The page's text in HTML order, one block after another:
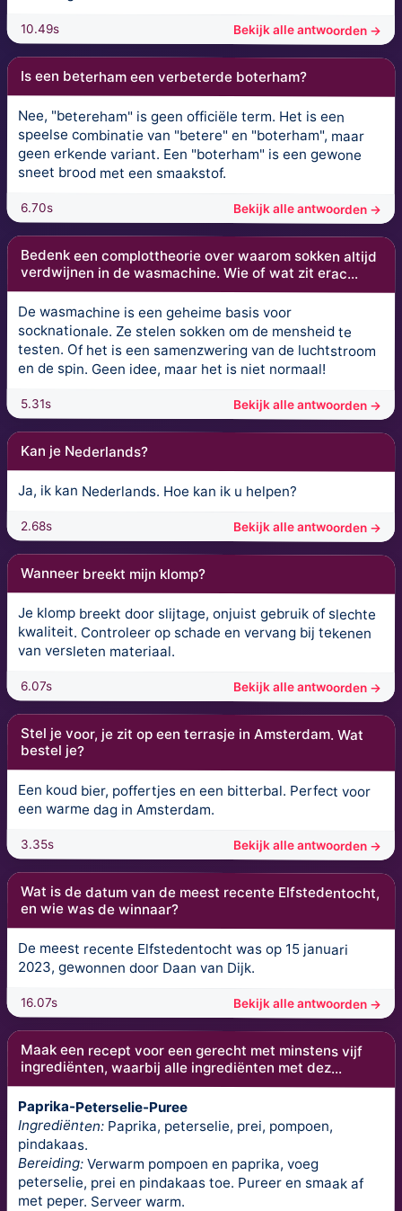
10.49s Bekijk alle antwoorden →
Is een beterham een verbeterde boterham?
Nee, "betereham" is geen officiële term. Het is een
speelse combinatie van "betere" en "boterham", maar
geen erkende variant. Een "boterham" is een gewone
sneet brood met een smaakstof.
6.70s Bekijk alle antwoorden →
Bedenk een complottheorie over waarom sokken altijd
verdwijnen in de wasmachine. Wie of wat zit erac...
De wasmachine is een geheime basis voor
socknationale. Ze stelen sokken om de mensheid te
testen. Of het is een samenzwering van de luchtstroom
en de spin. Geen idee, maar het is niet normaal!
5.31s Bekijk alle antwoorden →
Kan je Nederlands?
Ja, ik kan Nederlands. Hoe kan ik u helpen?
2.68s Bekijk alle antwoorden →
Wanneer breekt mijn klomp?
Je klomp breekt door slijtage, onjuist gebruik of slechte
kwaliteit. Controleer op schade en vervang bij tekenen
van versleten materiaal.
6.07s Bekijk alle antwoorden →
Stel je voor, je zit op een terrasje in Amsterdam. Wat
bestel je?
Een koud bier, poffertjes en een bitterbal. Perfect voor
een warme dag in Amsterdam.
3.35s Bekijk alle antwoorden →
Wat is de datum van de meest recente Elfstedentocht,
en wie was de winnaar?
De meest recente Elfstedentocht was op 15 januari
2023, gewonnen door Daan van Dijk.
16.07s Bekijk alle antwoorden →
Maak een recept voor een gerecht met minstens vijf
ingrediënten, waarbij alle ingrediënten met dez...
Paprika-Peterselie-Puree
Ingrediënten: Paprika, peterselie, prei, pompoen,
pindakaas.
Bereiding:Verwarm pompoen en paprika, voeg
peterselie, prei en pindakaas toe. Pureer en smaak af
met peper. Serveer warm.